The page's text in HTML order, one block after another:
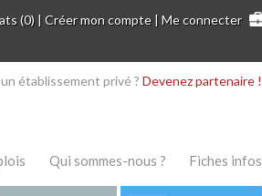
(0) |Créer mon compte |Me connecter
établissement privé ? Devenez partenaire !
Qui sommes-nous ? Fiches infos